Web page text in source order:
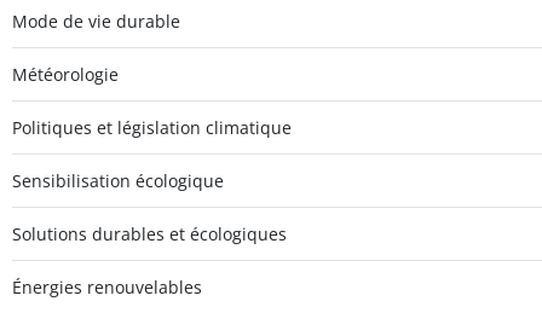
Mode de vie durable
Météorologie
Politiques et législation climatique
Sensibilisation écologique
Solutions durables et écologiques
Énergies renouvelables